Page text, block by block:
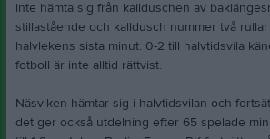
inte hämta sig från kallduschen av
stillastående och kalldusch nummer två
halvlekens sista minut. 0-2 till halvtidsvila
fotboll är inte alltid rättvist.
Näsviken hämtar sig i halvtidsvilan och
det ger också utdelning efter 65 spelade